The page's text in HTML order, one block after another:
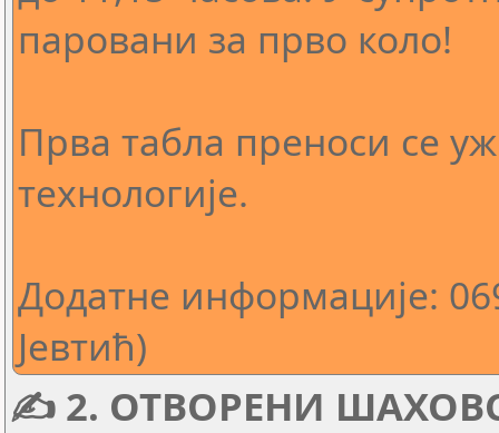
паровани за прво коло!
Прва табла преноси се
технологије.
Додатне информације:
Јевтић)
✍ 2. ОТВОРЕНИ